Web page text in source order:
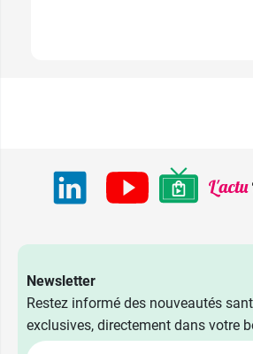
Newsletter
Restez informé des nouveautés
exclusives, directement dans votre